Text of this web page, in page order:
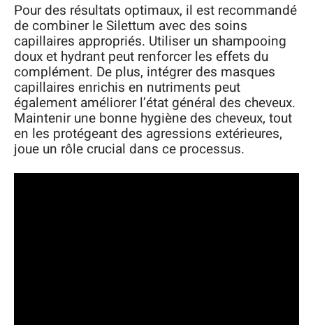
Pour des résultats optimaux, il est recommandé
de combiner le Silettum avec des soins
capillaires appropriés. Utiliser un shampooing
doux et hydrant peut renforcer les effets du
complément. De plus, intégrer des masques
capillaires enrichis en nutriments peut
également améliorer l’état général des cheveux.
Maintenir une bonne hygiène des cheveux, tout
en les protégeant des agressions extérieures,
joue un rôle crucial dans ce processus.